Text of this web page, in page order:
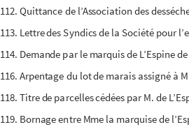
112. Quittance de l’Association des
113. Lettre des Syndics de la Société pour
114. Demande par le marquis de L’Espine
116. Arpentage du lot de marais assigné à
118. Titre de parcelles cédées par M. de
119. Bornage entre Mme la marquise de